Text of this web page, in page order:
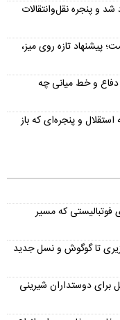
و پنجره نقل‌وانتقالات
پیشنهاد تازه روی میز،
دفاع و خط میانی چه
و پنجره‌ای که باز
فوتبالیستی که مسیر
تا گوگوش و نسل جدید
برای دوستداران شیرینی